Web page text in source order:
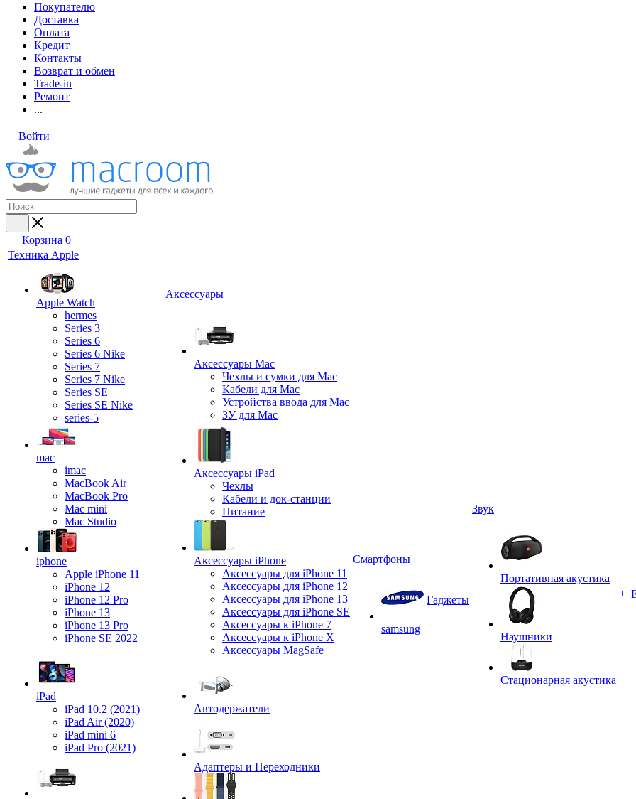
Покупателю
Доставка
Оплата
Кредит
Контакты
Возврат и обмен
Trade-in
Ремонт
...
Войти
Корзина 0
Техника Apple
Apple Watch
hermes
Series 3
Series 6
Series 6 Nike
Series 7
Series 7 Nike
Series SE
Series SE Nike
series-5
mac
imac
MacBook Air
MacBook Pro
Mac mini
Mac Studio
iphone
Apple iPhone 11
iPhone 12
iPhone 12 Pro
iPhone 13
iPhone 13 Pro
iPhone SE 2022
iPad
iPad 10.2 (2021)
iPad Air (2020)
iPad mini 6
iPad Pro (2021)
Аксессуары
Аксессуары Mac
Чехлы и сумки для Mac
Кабели для Mac
Устройства ввода для Mac
ЗУ для Mac
Аксессуары iPad
Чехлы
Кабели и док-станции
Питание
Аксессуары iPhone
Аксессуары для iPhone 11
Аксессуары для iPhone 12
Аксессуары для iPhone 13
Аксессуары для iPhone SE
Аксессуары к iPhone 7
Аксессуары к iPhone X
Аксессуары MagSafe
Автодержатели
Адаптеры и Переходники
Смартфоны
samsung
Гаджеты
Звук
Портативная акустика
Наушники
Стационарная акустика
+